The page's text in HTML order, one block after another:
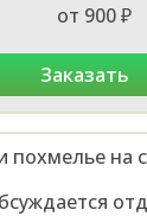
от 900 ₽
заказать
похмелье на